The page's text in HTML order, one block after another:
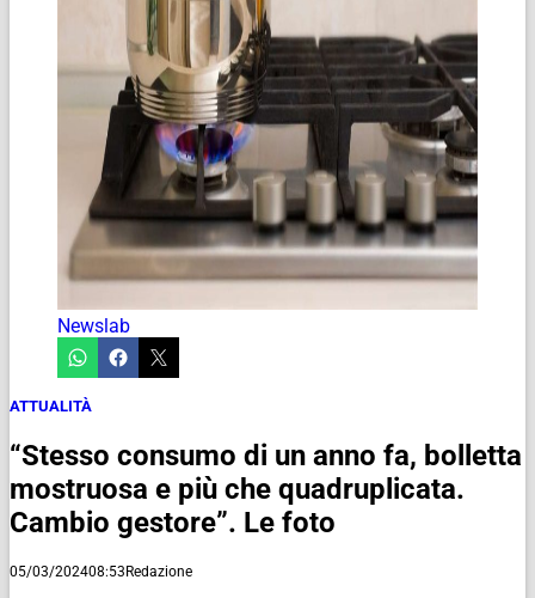
Newslab
ATTUALITÀ
“Stesso consumo di un anno fa, bolletta
mostruosa e più che quadruplicata.
Cambio gestore”. Le foto
05/03/202408:53Redazione